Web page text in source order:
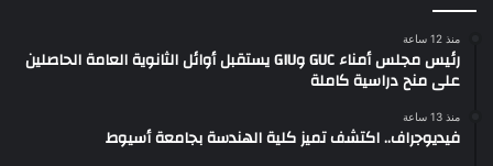
منذ 12 ساعة
رئيس مجلس أمناء GUC وGIU يستقبل أوائل الثانوية العامة الحاصلين
على منح دراسية كاملة
منذ 13 ساعة
فيديوجراف.. اكتشف تميز كلية الهندسة بجامعة أسيوط